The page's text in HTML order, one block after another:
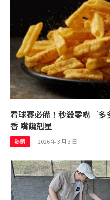
看球賽必備！秒殺零嘴『
香 嘴饞剋星
熱銷 2026 年 3 月 3 日